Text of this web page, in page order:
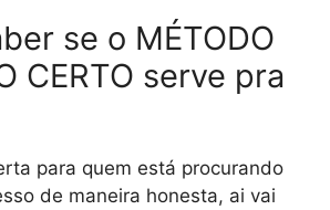
se o MÉTODO
CERTO serve pra
para quem está procurando
de maneira honesta, ai vai